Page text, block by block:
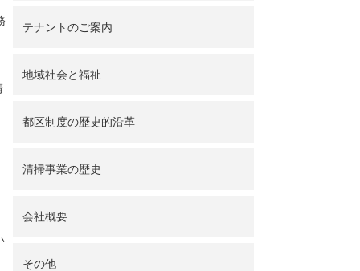
テナントのご案内
地域社会と福祉
都区制度の歴史的沿革
清掃事業の歴史
会社概要
その他